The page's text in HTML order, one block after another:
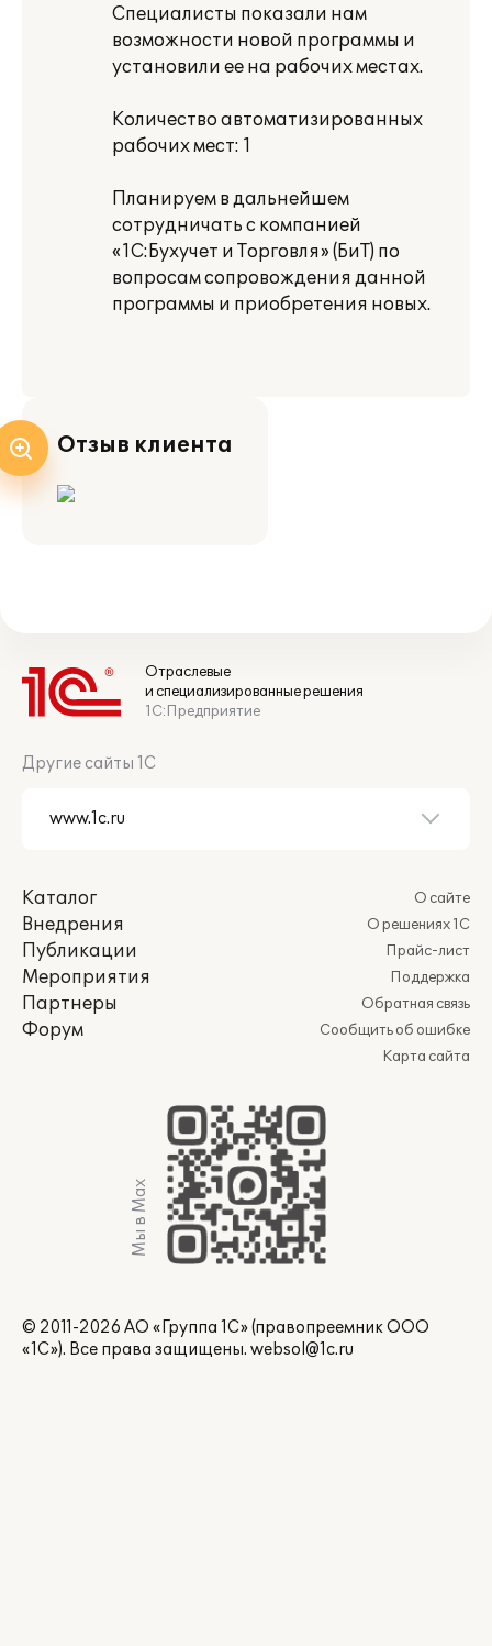
Специалисты показали нам
возможности новой программы и
установили ее на рабочих местах.
Количество автоматизированных
рабочих мест: 1
Планируем в дальнейшем
сотрудничать с компанией
«1С:Бухучет и Торговля» (БиТ) по
вопросам сопровождения данной
программы и приобретения новых.
Отзыв клиента
Отраслевые
и специализированные решения
1С:Предприятие
Другие сайты 1С
Каталог
Внедрения
Публикации
Мероприятия
Партнеры
Форум
О сайте
О решениях 1С
Прайс-лист
Поддержка
Обратная связь
Сообщить об ошибке
Карта сайта
Мы в Max
© 2011-2026 АО «Группа 1С» (правопреемник ООО
«1С»). Все права защищены. websol@1c.ru